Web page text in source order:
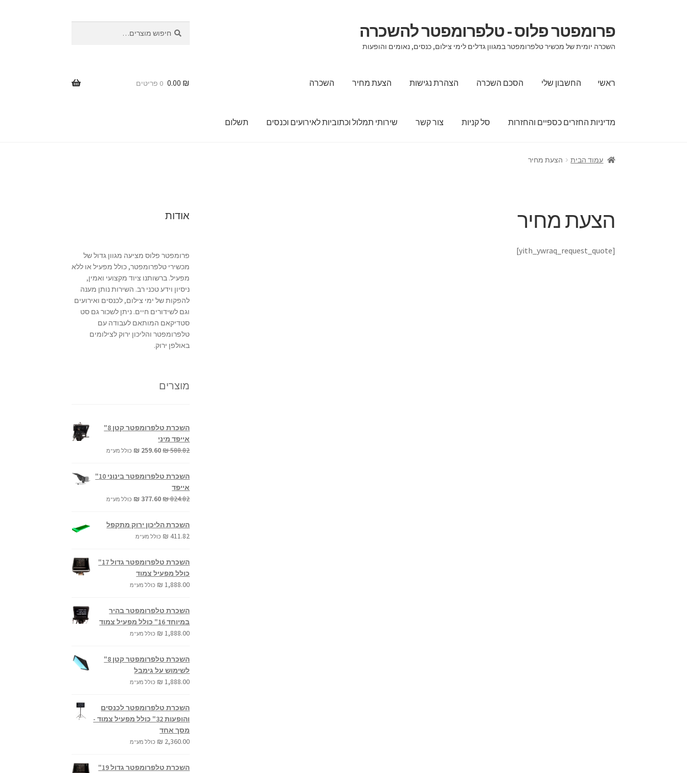
דלג
לניווט
לדלג
לתוכן
פרומפטר פלוס - טלפרומפטר להשכרה
השכרה יומית של מכשיר טלפרומפטר במגוון גדלים לימי צילום, כנסים, נאומים והופעות
עבור:
ראשי החשבון שלי הסכם השכרה הצהרת נגישות הצעת מחיר השכרה
מדיניות החזרים כספיים והחזרות סל קניות צור קשר שירותי תמלול וכתוביות לאירועים וכנסים תשלום
ראשי
₪ 0 פריטים
עמוד הבית הצעת מחיר
הצעת מחיר
[yith_ywraq_request_quote]
אודות
פרומפטר פלוס מציעה מגוון גדול של
מכשירי טלפרומפטר, כולל מפעיל או ללא
מפעיל. ברשותנו ציוד מקצועי ואמין,
ניסיון וידע טכני רב. השירות נותן מענה
להפקות של ימי צילום, לכנסים ואירועים
וגם לשידורים חיים. ניתן לשכור גם סט
סטדיקאם המותאם לעבודה עם
טלפרומפטר והליכון ירוק לצילומים
באולפן ירוק.
מוצרים
השכרת טלפרומפטר קטן 8"
אייפד מיני
₪588.82
המחיר
היה:
₪ 259.60
המחיר
כולל מע"מ
השכרת טלפרומפטר בינוני 10"
אייפד
₪824.82
המחיר
היה:
₪ 824.82.
₪ 377.60
המחיר
₪ 377.60.
כולל מע"מ
השכרת הליכון ירוק מתקפל
₪ 411.82 כולל מע"מ
השכרת טלפרומפטר גדול 17"
כולל מפעיל צמוד
₪ 1,888.00 כולל מע"מ
השכרת טלפרומפטר בהיר
במיוחד 16" כולל מפעיל צמוד
₪ 1,888.00 כולל מע"מ
השכרת טלפרומפטר קטן 8"
לשימוש על גימבל
₪ 1,888.00 כולל מע"מ
השכרת טלפרומפטר לכנסים
והופעות 32" כולל מפעיל צמוד -
מסך אחד
₪ 2,360.00 כולל מע"מ
השכרת טלפרומפטר גדול 19"